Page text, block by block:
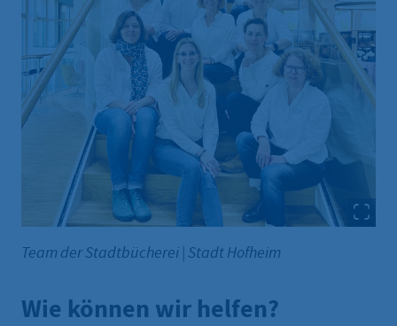
Team der Stadtbücherei Stadt Hofheim
Wie können wir helfen?